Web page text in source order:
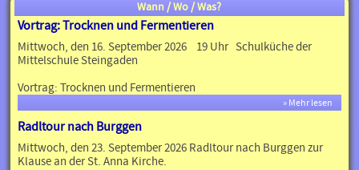
Wann / Wo / Was?
Vortrag: Trocknen und Fermentieren
Mittwoch, den 16. September 2026 19 Uhr Schulküche der
Mittelschule Steingaden
Vortrag: Trocknen und Fermentieren
» Mehr lesen
Radltour nach Burggen
Mittwoch, den 23. September 2026 Radltour nach Burggen zur
Klause an der St. Anna Kirche.